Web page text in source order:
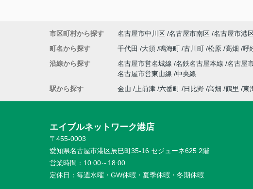
市区町村から探す 名古屋市中川区 名古屋市南区 名古屋市港
町名から探す
千代田 大須 鳴海町 古川町 松原 高畑 呼
沿線から探す
名古屋市営名城線 名鉄名古屋本線 名古屋
名古屋市営東山線 中央線
駅から探す
金山 上前津 六番町 日比野 高畑 鶴里 東
エイブルネットワーク港店
〒455-0003
愛知県名古屋市港区辰巳町35-16 セジューネ625 2階
営業時間： 10:00～18:00
定休日： 毎週水曜・GW休暇・夏季休暇・冬期休暇